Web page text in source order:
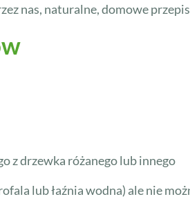
nas, naturalne, domowe
z drzewka różanego lub innego
lub łaźnia wodna) ale nie